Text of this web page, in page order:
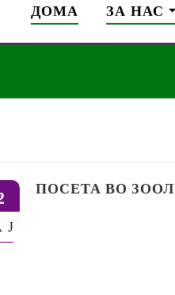
ДОМА ЗА НАС
ПОСЕТА ВО